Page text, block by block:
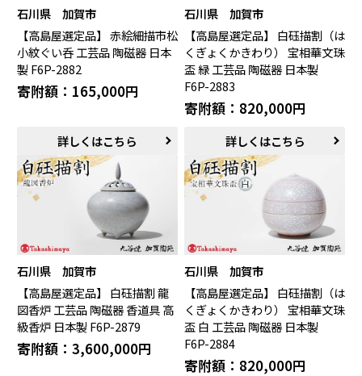
石川県 加賀市
【高島屋選定品】 赤絵細描市松
小紋ぐい呑 工芸品 陶磁器 日本
製 F6P-2882
寄附額：165,000円
詳しくはこちら
石川県 加賀市
【高島屋選定品】 白砡描割（は
くぎょくかきわり） 宝相華文珠
盃 緑 工芸品 陶磁器 日本製
F6P-2883
寄附額：820,000円
詳しくはこちら
石川県 加賀市
【高島屋選定品】 白砡描割 龍
図香炉 工芸品 陶磁器 香道具 高
級香炉 日本製 F6P-2879
寄附額：3,600,000円
石川県 加賀市
【高島屋選定品】 白砡描割（は
くぎょくかきわり） 宝相華文珠
盃 白 工芸品 陶磁器 日本製
F6P-2884
寄附額：820,000円